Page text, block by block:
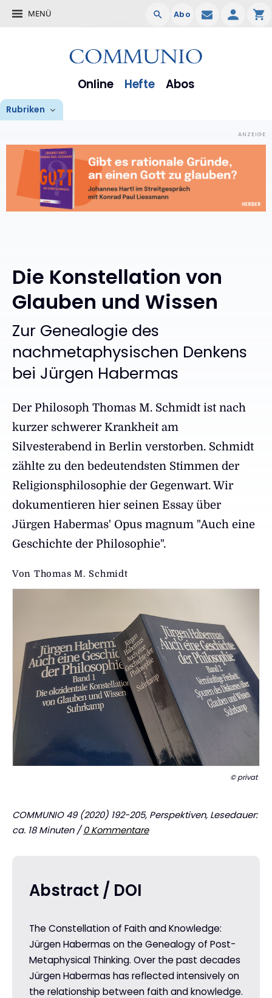
MENÜ Abo
Online Hefte Abos
Rubriken
Die Konstellation von
Glauben und Wissen
:
Zur Genealogie des
nachmetaphysischen Denkens
bei Jürgen Habermas
Der Philosoph Thomas M. Schmidt ist nach
kurzer schwerer Krankheit am
Silvesterabend in Berlin verstorben. Schmidt
zählte zu den bedeutendsten Stimmen der
Religionsphilosophie der Gegenwart. Wir
dokumentieren hier seinen Essay über
Jürgen Habermas' Opus magnum "Auch eine
Geschichte der Philosophie".
Von Thomas M. Schmidt
© privat
COMMUNIO 49 (2020) 192-205, Perspektiven, Lesedauer:
ca. 18 Minuten / 0 Kommentare
Abstract / DOI
The Constellation of Faith and Knowledge:
Jürgen Habermas on the Genealogy of Post-
Metaphysical Thinking. Over the past decades
Jürgen Habermas has reflected intensively on
the relationship between faith and knowledge.